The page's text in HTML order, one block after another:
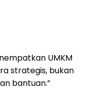
UMKM
strategis, bukan
bantuan.”